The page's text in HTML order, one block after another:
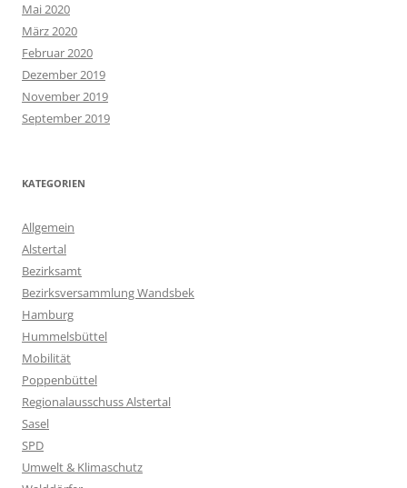
Mai 2020
März 2020
Februar 2020
Dezember 2019
November 2019
September 2019
KATEGORIEN
Allgemein
Alstertal
Bezirksamt
Bezirksversammlung Wandsbek
Hamburg
Hummelsbüttel
Mobilität
Poppenbüttel
Regionalausschuss Alstertal
Sasel
SPD
Umwelt & Klimaschutz